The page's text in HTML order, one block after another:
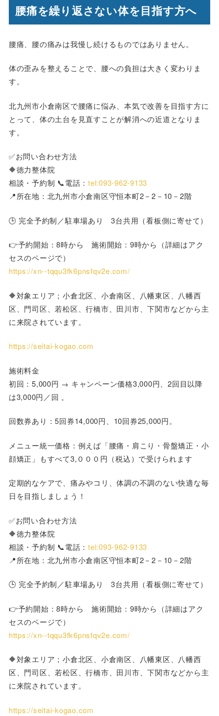
腰痛を繰り返さない体を目指す方へ
腰痛、腰の痛みは我慢し続けるものではありません。
体の歪みを整えることで、腰への負担は大きく変わりま
す。
北九州市小倉南区で腰痛に悩み、本気で改善を目指す方に
とって、体の土台を見直すことが解消への近道となりま
す。
✅お問い合わせ方法
🔶徳力整体院
相談・予約制 📞電話：tel:093-962-9133
📍所在地：北九州市小倉南区守恒本町2－2－10－2階
🕒 完全予約制／駐車場あり 3台共用（看板側に寄せて）
👉予約開始：8時から 施術開始：9時から（詳細はアク
セスのページで）
https://xn--tqqu3fk6pnsfqv2e.com/
🔶対象エリア；小倉北区、小倉南区、八幡東区、八幡西
区、門司区、若松区、行橋市、田川市、下関市などから主
に来院されています。
https://seitai-kogao.com
施術料金
初回：5,000円 → キャンペーン価格3,000円、2回目以降
は3,000円／回 。
回数券あり：5回券14,000円、10回券25,000円。
メニュー統一価格：例えば「腰痛・肩こり・骨盤矯正・小
顔矯正」もすべて3,０００円（税込）で受けられます
定期的なケアで、痛みやコリ、体調の不調のない快適な毎
日を目指しましょう！
✅お問い合わせ方法
🔶徳力整体院
相談・予約制 📞電話：tel:093-962-9133
📍所在地：北九州市小倉南区守恒本町2－2－10－2階
🕒 完全予約制／駐車場あり 3台共用（看板側に寄せて）
👉予約開始：8時から 施術開始：9時から（詳細はアク
セスのページで）
https://xn--tqqu3fk6pnsfqv2e.com/
🔶対象エリア；小倉北区、小倉南区、八幡東区、八幡西
区、門司区、若松区、行橋市、田川市、下関市などから主
に来院されています。
https://seitai-kogao.com